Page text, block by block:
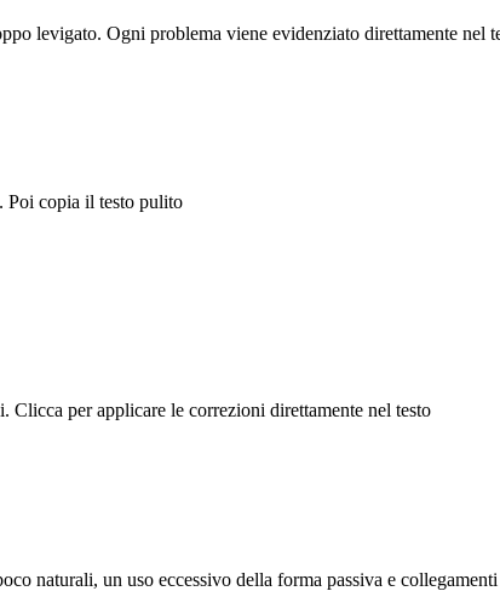
levigato. Ogni problema viene evidenziato direttamente nel
Poi copia il testo pulito
per applicare le correzioni direttamente nel testo
naturali, un uso eccessivo della forma passiva e